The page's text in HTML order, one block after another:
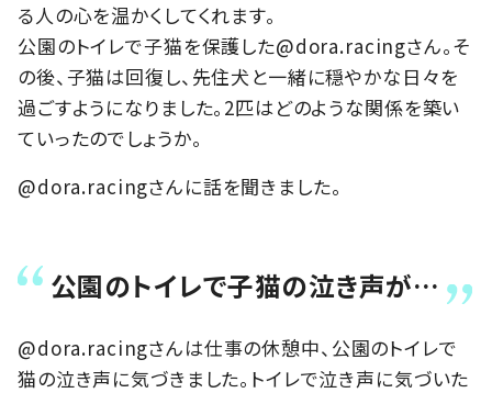
る人の心を温かくしてくれます。
公園のトイレで子猫を保護した@dora.racingさん。そ
の後、子猫は回復し、先住犬と一緒に穏やかな日々を
過ごすようになりました。2匹はどのような関係を築い
ていったのでしょうか。
@dora.racingさんに話を聞きました。
公園のトイレで子猫の泣き声が…
@dora.racingさんは仕事の休憩中、公園のトイレで
猫の泣き声に気づきました。トイレで泣き声に気づいた